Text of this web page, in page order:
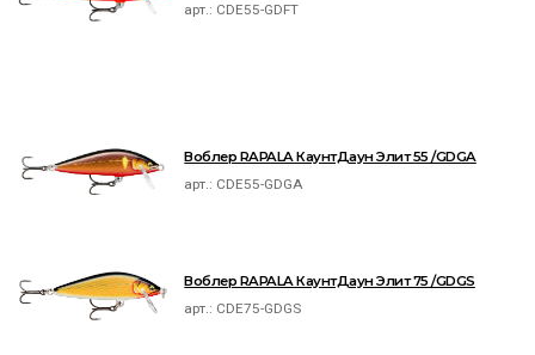
арт.: CDE55-GDFT
Воблер RAPALA КаунтДаун Элит 55 /GDGA
арт.: CDE55-GDGA
Воблер RAPALA КаунтДаун Элит 75 /GDGS
арт.: CDE75-GDGS